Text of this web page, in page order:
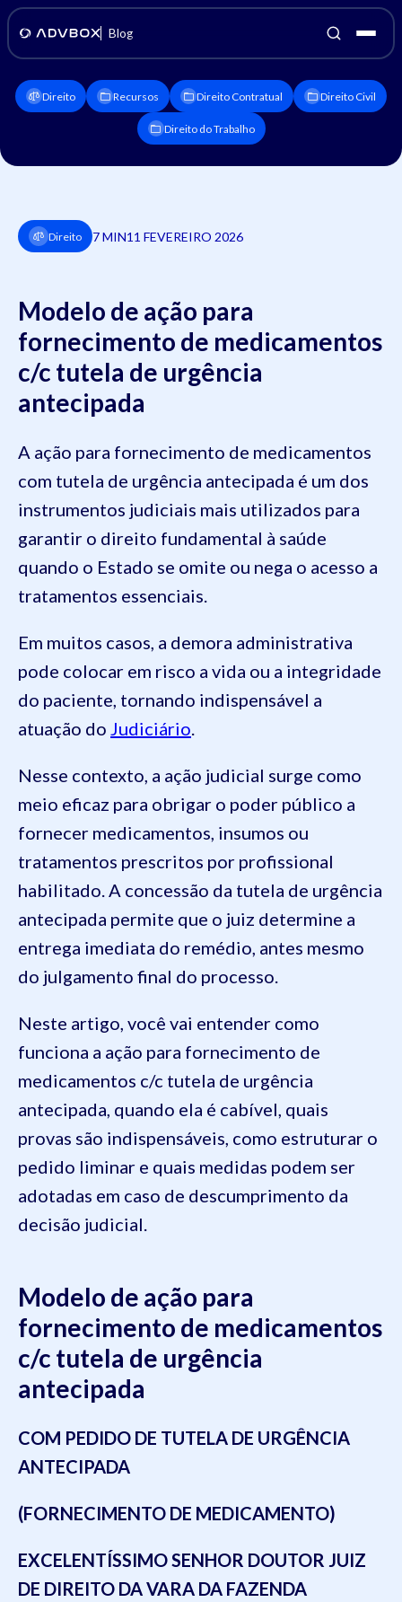
Blog
Direito Recursos Direito Contratual Direito Civil
Direito do Trabalho
Direito 7 MIN11 FEVEREIRO 2026
Modelo de ação para
fornecimento de medicamentos
c/c tutela de urgência
antecipada
A ação para fornecimento de medicamentos
com tutela de urgência antecipada é um dos
instrumentos judiciais mais utilizados para
garantir o direito fundamental à saúde
quando o Estado se omite ou nega o acesso a
tratamentos essenciais.
Em muitos casos, a demora administrativa
pode colocar em risco a vida ou a integridade
do paciente, tornando indispensável a
atuação do Judiciário.
Nesse contexto, a ação judicial surge como
meio eficaz para obrigar o poder público a
fornecer medicamentos, insumos ou
tratamentos prescritos por profissional
habilitado. A concessão da tutela de urgência
antecipada permite que o juiz determine a
entrega imediata do remédio, antes mesmo
do julgamento final do processo.
Neste artigo, você vai entender como
funciona a ação para fornecimento de
medicamentos c/c tutela de urgência
antecipada, quando ela é cabível, quais
provas são indispensáveis, como estruturar o
pedido liminar e quais medidas podem ser
adotadas em caso de descumprimento da
decisão judicial.
Modelo de ação para
fornecimento de medicamentos
c/c tutela de urgência
antecipada
COM PEDIDO DE TUTELA DE URGÊNCIA
ANTECIPADA
(FORNECIMENTO DE MEDICAMENTO)
EXCELENTÍSSIMO SENHOR DOUTOR JUIZ
DE DIREITO DA VARA DA FAZENDA